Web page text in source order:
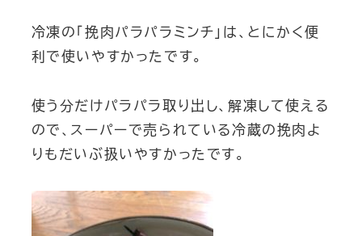
冷凍の「挽肉パラパラミンチ」は、とにかく便
利で使いやすかったです。
使う分だけパラパラ取り出し、解凍して使える
ので、スーパーで売られている冷蔵の挽肉よ
りもだいぶ扱いやすかったです。